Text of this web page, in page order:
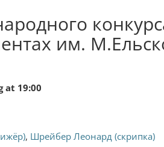
им.
at 19:00
, Шрейбер Леонард (скрипка)